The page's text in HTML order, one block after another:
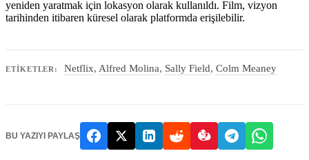
yeniden yaratmak için lokasyon olarak kullanıldı. Film, vizyon
tarihinden itibaren küresel olarak platformda erişilebilir.
ETIKETLER: Netflix, Alfred Molina, Sally Field, Colm Meaney
BU YAZIYI PAYLAŞ